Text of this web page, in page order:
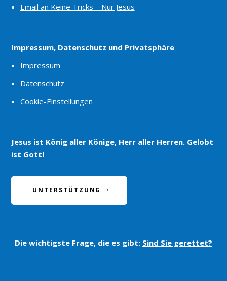
Email an Keine Tricks – Nur Jesus
Impressum, Datenschutz und Privatsphäre
Impressum
Datenschutz
Cookie-Einstellungen
Jesus ist König aller Könige, Herr aller Herren. Gelobt
ist Gott!
UNTERSTÜTZUNG
Die wichtigste Frage, die es gibt: Sind Sie gerettet?